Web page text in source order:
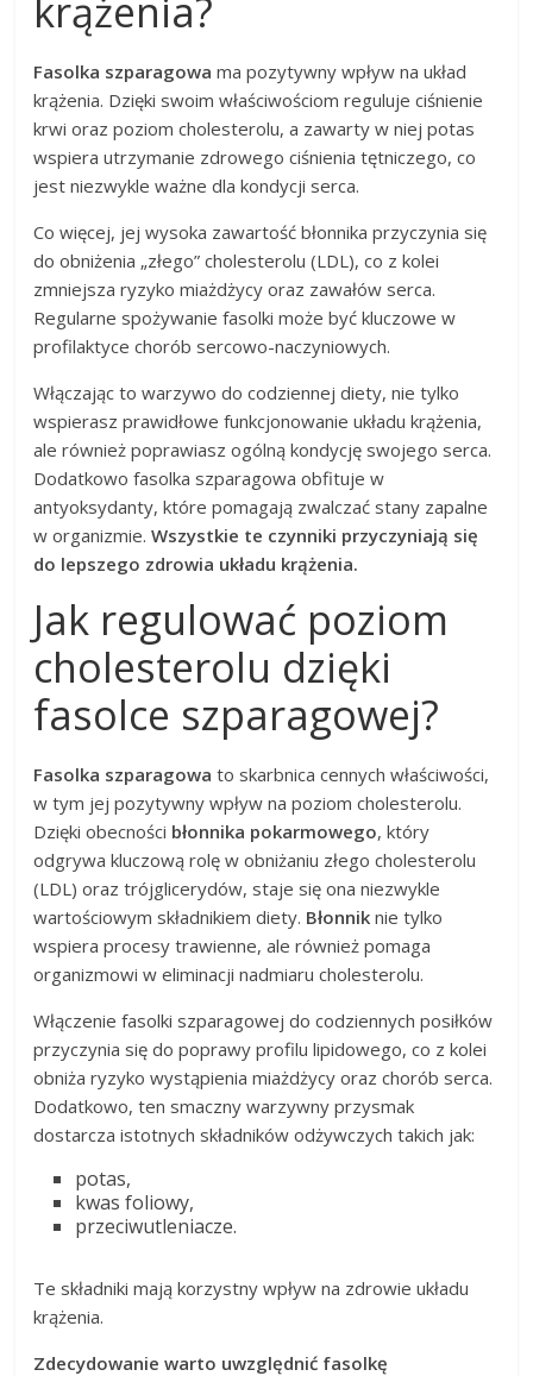
krążenia?
Fasolka szparagowa ma pozytywny wpływ na układ
krążenia. Dzięki swoim właściwościom reguluje ciśnienie
krwi oraz poziom cholesterolu, a zawarty w niej potas
wspiera utrzymanie zdrowego ciśnienia tętniczego, co
jest niezwykle ważne dla kondycji serca.
Co więcej, jej wysoka zawartość błonnika przyczynia się
do obniżenia „złego” cholesterolu (LDL), co z kolei
zmniejsza ryzyko miażdżycy oraz zawałów serca.
Regularne spożywanie fasolki może być kluczowe w
profilaktyce chorób sercowo-naczyniowych.
Włączając to warzywo do codziennej diety, nie tylko
wspierasz prawidłowe funkcjonowanie układu krążenia,
ale również poprawiasz ogólną kondycję swojego serca.
Dodatkowo fasolka szparagowa obfituje w
antyoksydanty, które pomagają zwalczać stany zapalne
w organizmie.Wszystkie te czynniki przyczyniają się
do lepszego zdrowia układu krążenia.
Jak regulować poziom
cholesterolu dzięki
fasolce szparagowej?
Fasolka szparagowa to skarbnica cennych właściwości,
w tym jej pozytywny wpływ na poziom cholesterolu.
Dzięki obecności błonnika pokarmowego, który
odgrywa kluczową rolę w obniżaniu złego cholesterolu
(LDL) oraz trójglicerydów, staje się ona niezwykle
wartościowym składnikiem diety. Błonnik nie tylko
wspiera procesy trawienne, ale również pomaga
organizmowi w eliminacji nadmiaru cholesterolu.
Włączenie fasolki szparagowej do codziennych posiłków
przyczynia się do poprawy profilu lipidowego, co z kolei
obniża ryzyko wystąpienia miażdżycy oraz chorób serca.
Dodatkowo, ten smaczny warzywny przysmak
dostarcza istotnych składników odżywczych takich jak:
potas,
kwas foliowy,
przeciwutleniacze.
Te składniki mają korzystny wpływ na zdrowie układu
krążenia.
Zdecydowanie warto uwzględnić fasolkę